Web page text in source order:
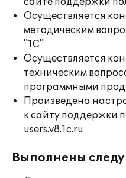
Осуществляется
методическим
"1С"
Осуществляется
техническим
программными
Произведена
к сайту поддержки
users.v8.1c.ru
Выполнены